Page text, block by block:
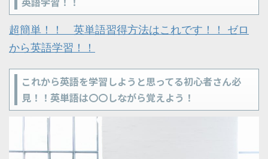
超簡単！！ 英単語習得方法はこれです！！ ゼロ
から英語学習！！
これから英語を学習しようと思ってる初心者さん必
見！！英単語は〇〇しながら覚えよう！